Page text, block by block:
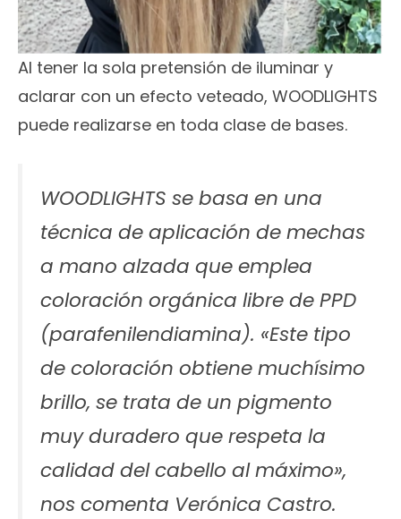
Al tener la sola pretensión de iluminar y
aclarar con un efecto veteado, WOODLIGHTS
puede realizarse en toda clase de bases.
WOODLIGHTS se basa en una
técnica de aplicación de mechas
a mano alzada que emplea
coloración orgánica libre de PPD
(parafenilendiamina). «Este tipo
de coloración obtiene muchísimo
brillo, se trata de un pigmento
muy duradero que respeta la
calidad del cabello al máximo»,
nos comenta Verónica Castro.